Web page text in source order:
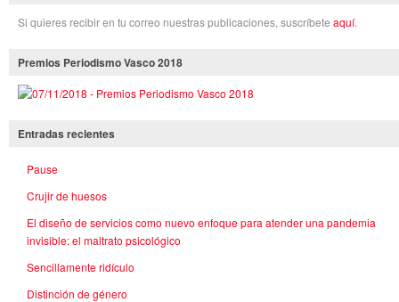
Si quieres recibir en tu correo nuestras publicaciones, suscríbete aquí.
Premios Periodismo Vasco 2018
Entradas recientes
Pause
Crujir de huesos
El diseño de servicios como nuevo enfoque para atender una pandemia
invisible: el maltrato psicológico
Sencillamente ridículo
Distinción de género